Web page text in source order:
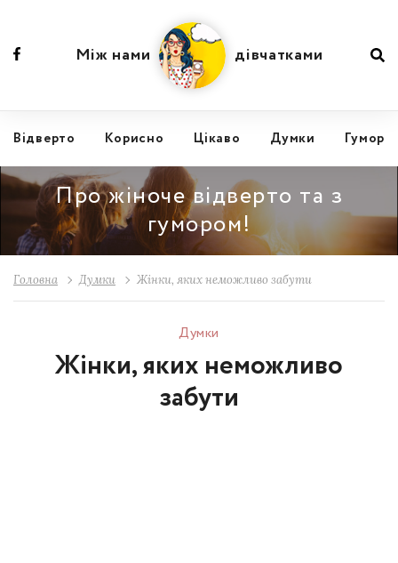
Відвертo Корисно Цікаво Думки Гумор
Між нами дівчатками
Про жіноче відверто та з
гумором!
Головна Думки Жінки, яких неможливо забути
Думки
Жінки, яких неможливо
забути